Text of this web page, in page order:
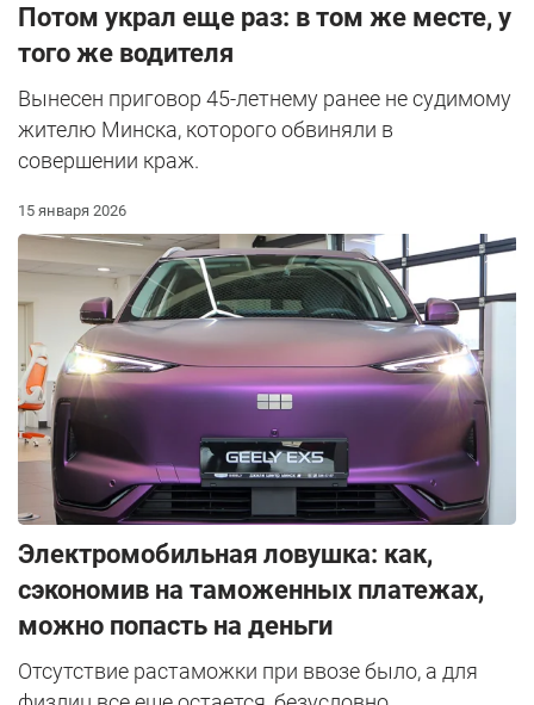
Потом украл еще раз: в том же месте, у
того же водителя
Вынесен приговор 45-летнему ранее не судимому
жителю Минска, которого обвиняли в
совершении краж.
15 января 2026
Электромобильная ловушка: как,
сэкономив на таможенных платежах,
можно попасть на деньги
Отсутствие растаможки при ввозе было, а для